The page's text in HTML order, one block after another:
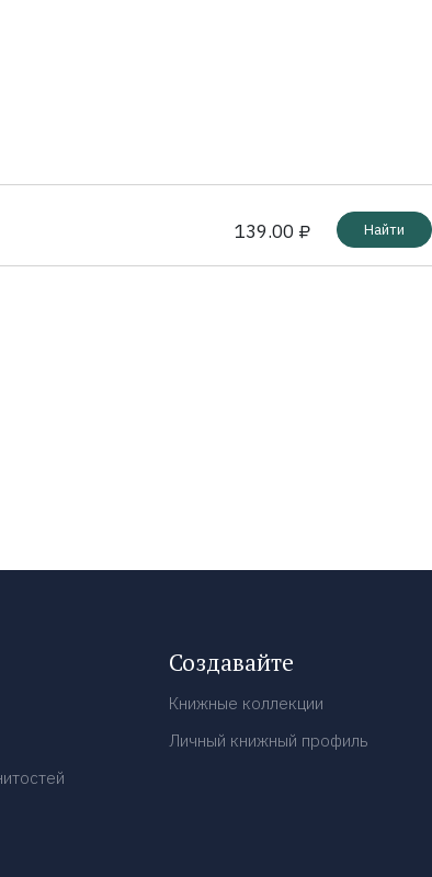
139.00 ₽ Найти
Создавайте
Книжные коллекции
Личный книжный профиль